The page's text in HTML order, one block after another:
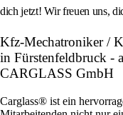
dich jetzt! Wir freuen uns,
Kfz-Mechatroniker /
in Fürstenfeldbruck -
CARGLASS GmbH
Carglass® ist ein